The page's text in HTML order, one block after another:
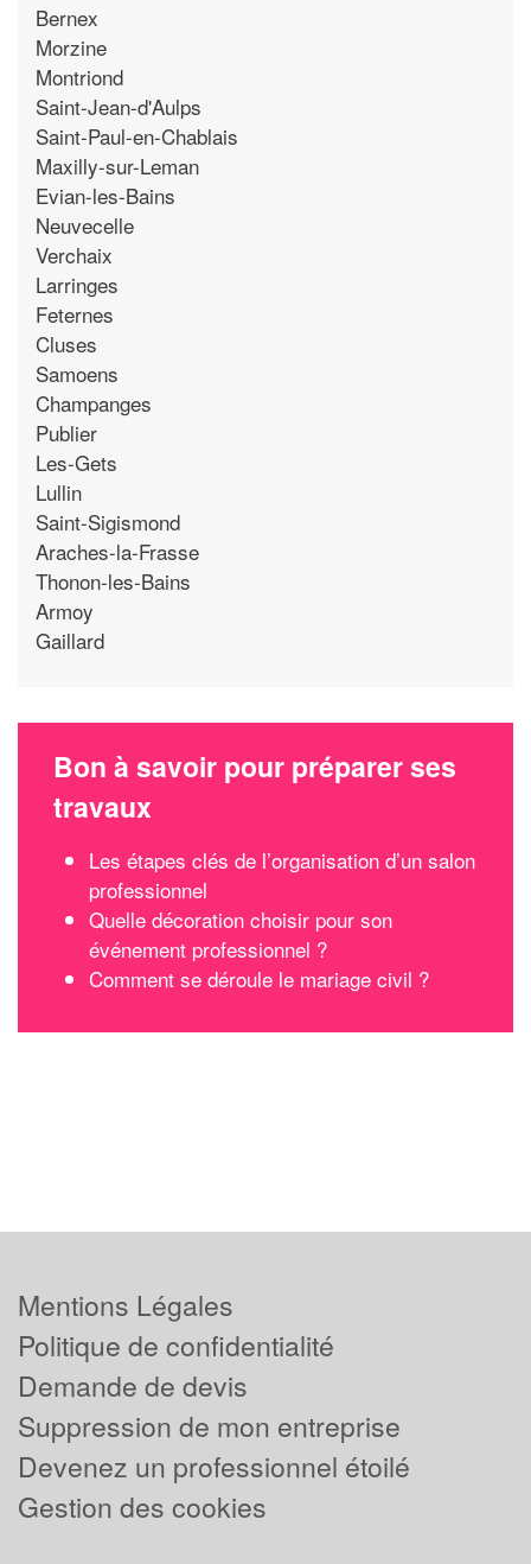
Bernex
Morzine
Montriond
Saint-Jean-d'Aulps
Saint-Paul-en-Chablais
Maxilly-sur-Leman
Evian-les-Bains
Neuvecelle
Verchaix
Larringes
Feternes
Cluses
Samoens
Champanges
Publier
Les-Gets
Lullin
Saint-Sigismond
Araches-la-Frasse
Thonon-les-Bains
Armoy
Gaillard
Bon à savoir pour préparer ses
travaux
Les étapes clés de l’organisation d’un salon
professionnel
Quelle décoration choisir pour son
événement professionnel ?
Comment se déroule le mariage civil ?
Mentions Légales
Politique de confidentialité
Demande de devis
Suppression de mon entreprise
Devenez un professionnel étoilé
Gestion des cookies